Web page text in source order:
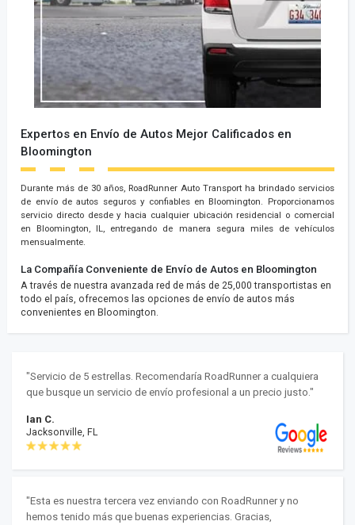
Expertos en Envío de Autos Mejor Calificados en
Bloomington
Durante más de 30 años, RoadRunner Auto Transport ha brindado servicios
de envío de autos seguros y confiables en Bloomington. Proporcionamos
servicio directo desde y hacia cualquier ubicación residencial o comercial
en Bloomington, IL, entregando de manera segura miles de vehículos
mensualmente.
La Compañía Conveniente de Envío de Autos en Bloomington
A través de nuestra avanzada red de más de 25,000 transportistas en
todo el país, ofrecemos las opciones de envío de autos más
convenientes en Bloomington.
"Servicio de 5 estrellas. Recomendaría RoadRunner a cualquiera
que busque un servicio de envío profesional a un precio justo."
Ian C.
Jacksonville, FL
"Esta es nuestra tercera vez enviando con RoadRunner y no
hemos tenido más que buenas experiencias. Gracias,